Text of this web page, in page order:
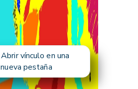
Abrir vínculo en una
nueva pestaña